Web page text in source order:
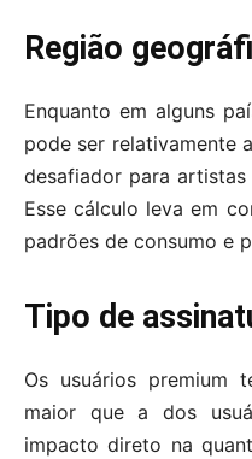
Região
Enquanto em alguns
pode ser relativamente
desafiador para
Esse cálculo leva em
padrões de consumo e
Tipo de
Os usuários premium
maior que a dos
impacto direto na